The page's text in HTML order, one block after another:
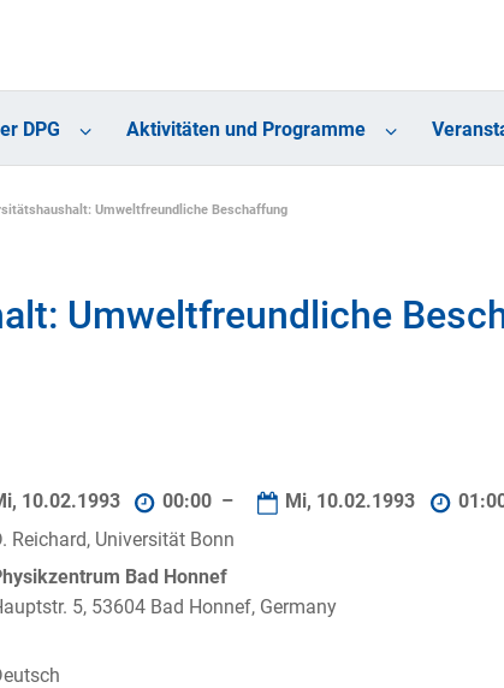
DPG Aktivitäten und Programme
Umweltfreundliche Beschaffung
Umweltfreundliche
10.02.1993 00:00 – Mi, 10.02.1993
Reichard, Universität Bonn
Bad Honnef
5, 53604 Bad Honnef, Germany